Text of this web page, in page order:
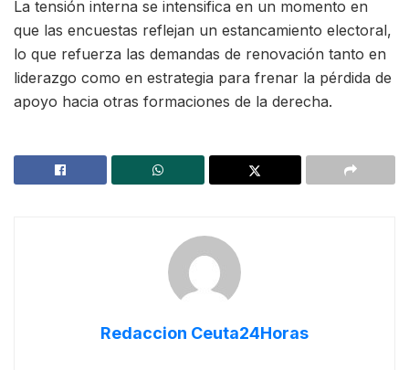
La tensión interna se intensifica en un momento en
que las encuestas reflejan un estancamiento electoral,
lo que refuerza las demandas de renovación tanto en
liderazgo como en estrategia para frenar la pérdida de
apoyo hacia otras formaciones de la derecha.
Redaccion Ceuta24Horas